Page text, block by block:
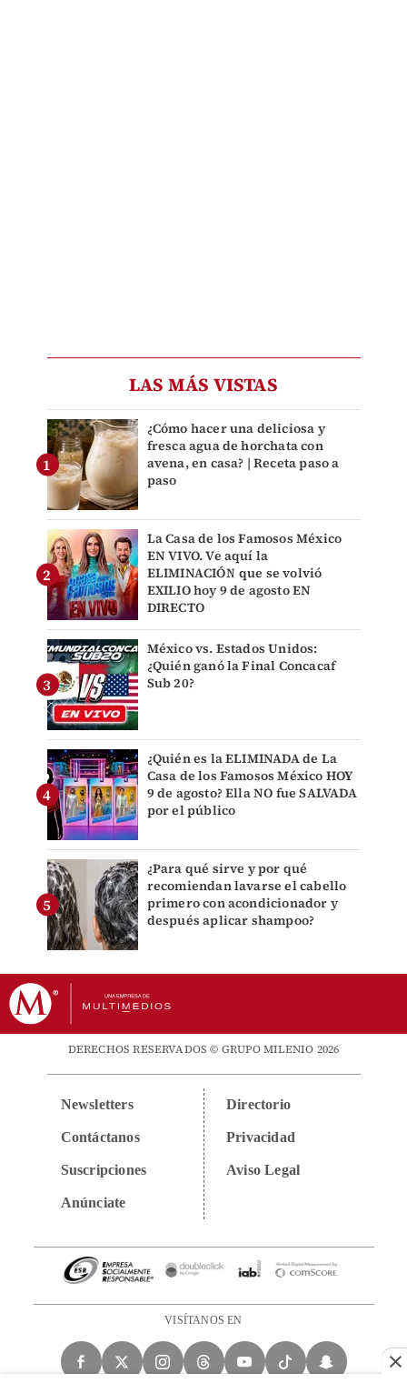
LAS MÁS VISTAS
¿Cómo hacer una deliciosa y
fresca agua de horchata con
avena, en casa? | Receta paso a
paso
La Casa de los Famosos México
EN VIVO. Ve aquí la
ELIMINACIÓN que se volvió
EXILIO hoy 9 de agosto EN
DIRECTO
México vs. Estados Unidos:
¿Quién ganó la Final Concacaf
Sub 20?
¿Quién es la ELIMINADA de La
Casa de los Famosos México HOY
9 de agosto? Ella NO fue SALVADA
por el público
¿Para qué sirve y por qué
recomiendan lavarse el cabello
primero con acondicionador y
después aplicar shampoo?
DERECHOS RESERVADOS © GRUPO MILENIO 2026
Newsletters
Contáctanos
Suscripciones
Anúnciate
Directorio
Privacidad
Aviso Legal
VISÍTANOS EN